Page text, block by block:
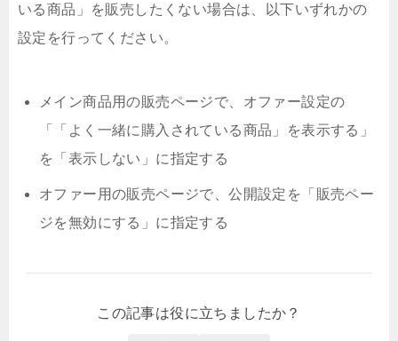
いる商品」を販売したくない場合は、以下いずれかの
設定を行ってください。
メイン商品用の販売ページで、オファー設定の
「「よく一緒に購入されている商品」を表示する」
を「表示しない」に指定する
オファー用の販売ページで、公開設定を「販売ペー
ジを無効にする」に指定する
この記事は役に立ちましたか？